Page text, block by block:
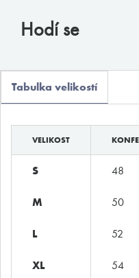
Hodí se
Tabulka velikostí
VELIKOST
S 48
M 50
L 52
XL 54
McAlson
Manstore
Ralph Lauren
Ermenegildo Zegna